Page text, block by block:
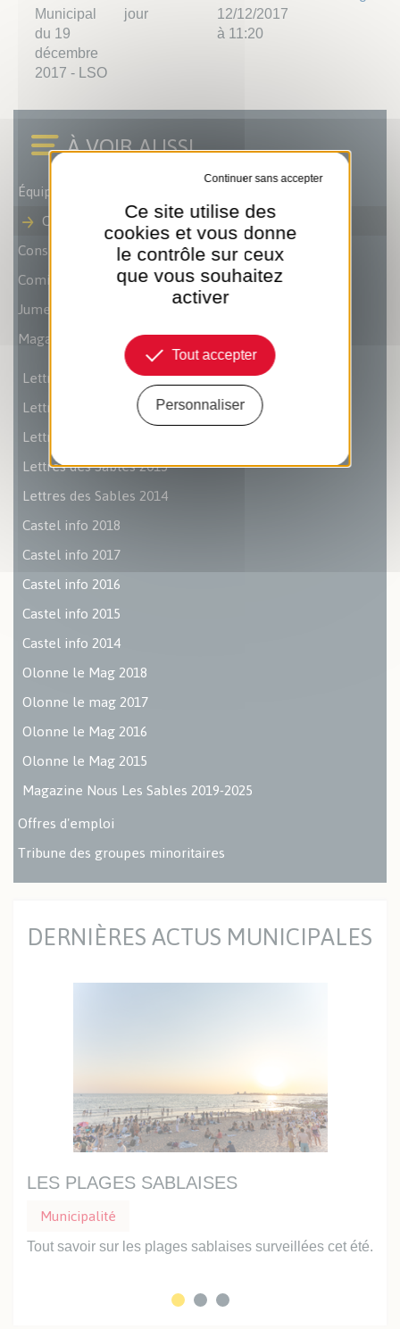
Municipal
du 19
décembre
2017 - LSO
jour
12/12/2017
à 11:20
Équipe municipale
Conseils municipaux
Conseil Municipal des Enfants
Comités Consultatifs de Quartiers
Jumelages
Magazine municipal
Lettre des Sables 2018
Lettre des Sables 2017
Lettres des Sables 2016
Lettres des Sables 2015
Lettres des Sables 2014
Castel info 2018
Castel info 2017
Castel info 2016
Castel info 2015
Castel info 2014
Olonne le Mag 2018
Olonne le mag 2017
Olonne le Mag 2016
Olonne le Mag 2015
Magazine Nous Les Sables 2019-2025
Offres d'emploi
Tribune des groupes minoritaires
DERNIÈRES ACTUS MUNICIPALES
LES PLAGES SABLAISES
Municipalité
Tout savoir sur les plages sablaises surveillées cet été.
Ce site utilise des
cookies et vous donne
le contrôle sur ceux
que vous souhaitez
activer
Tout accepter
Tout refuser
Personnaliser